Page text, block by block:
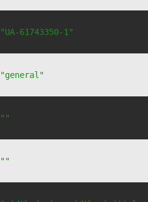
"UA-61743350-1"
"general"
""
""